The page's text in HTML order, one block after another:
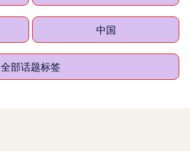
中国
全部话题标签